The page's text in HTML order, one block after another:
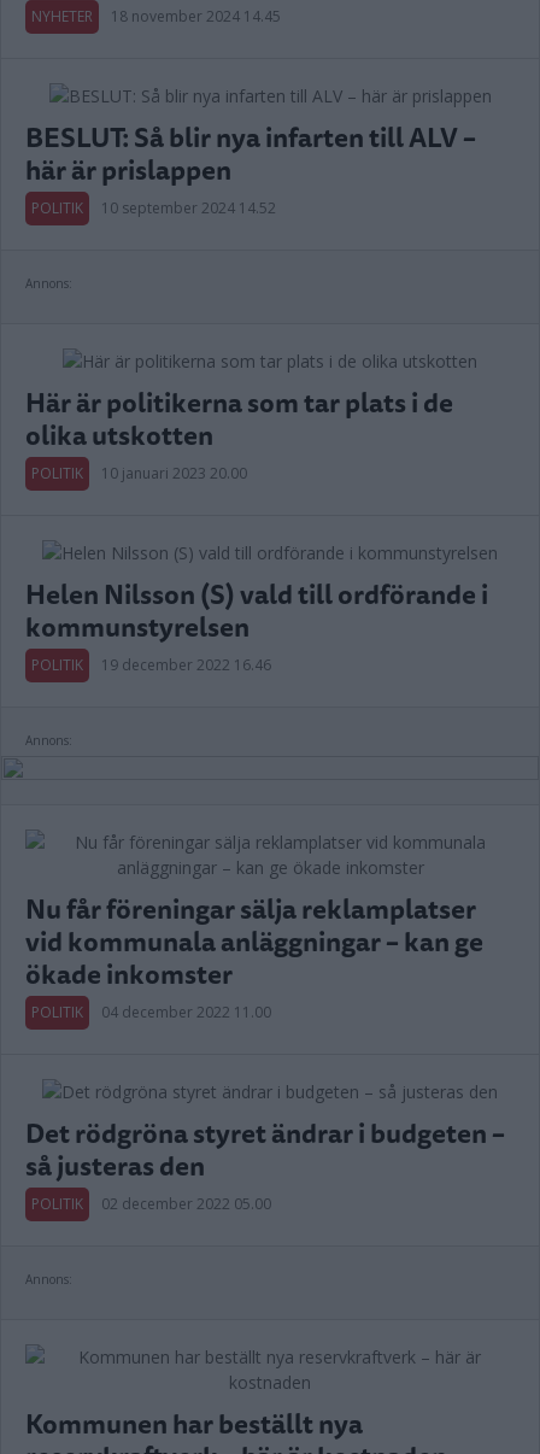
NYHETER 18 november 2024 14.45
BESLUT: Så blir nya infarten till ALV –
här är prislappen
POLITIK 10 september 2024 14.52
Annons:
Här är politikerna som tar plats i de
olika utskotten
POLITIK 10 januari 2023 20.00
Helen Nilsson (S) vald till ordförande i
kommunstyrelsen
POLITIK 19 december 2022 16.46
Annons:
Nu får föreningar sälja reklamplatser
vid kommunala anläggningar – kan ge
ökade inkomster
POLITIK 04 december 2022 11.00
Det rödgröna styret ändrar i budgeten –
så justeras den
POLITIK 02 december 2022 05.00
Annons:
Kommunen har beställt nya